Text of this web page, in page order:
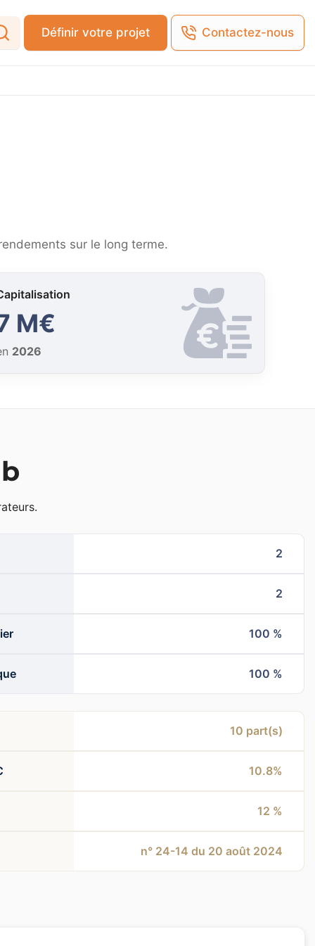
Définir votre projet Contactez-nous
sur le long terme.
M€
2026
2
2
100 %
100 %
10 part(s)
10.8%
12 %
n° 24-14 du 20 août 2024